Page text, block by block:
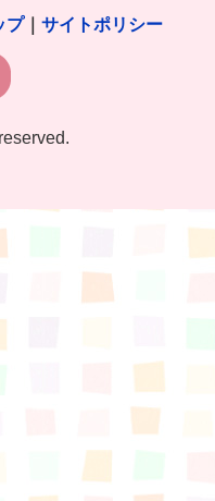
プ｜ サイトポリシー